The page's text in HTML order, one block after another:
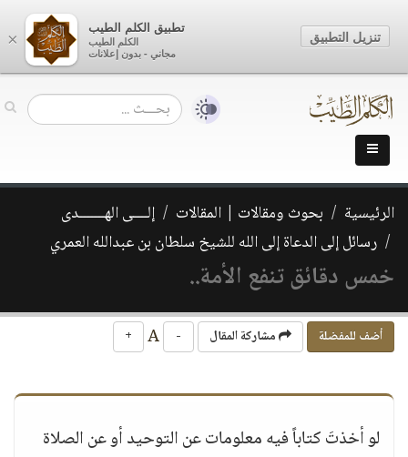
الرئيسية بحوث ومقالات | المقالات
إلــــى الهـــــــدى
رسائل إلى الدعاة إلى الله للشيخ سلطان بن عبدالله العمري
خمس دقائق تنفع الأمة..
أضف للمفضلة مشاركة المقال -
+
لو أخذتَ كتاباً فيه معلومات عن التوحيد أو عن الصلاة
×
تطبيق الكلم الطيب
الكلم الطيب
مجاني - بدون إعلانات
تنزيل التطبيق